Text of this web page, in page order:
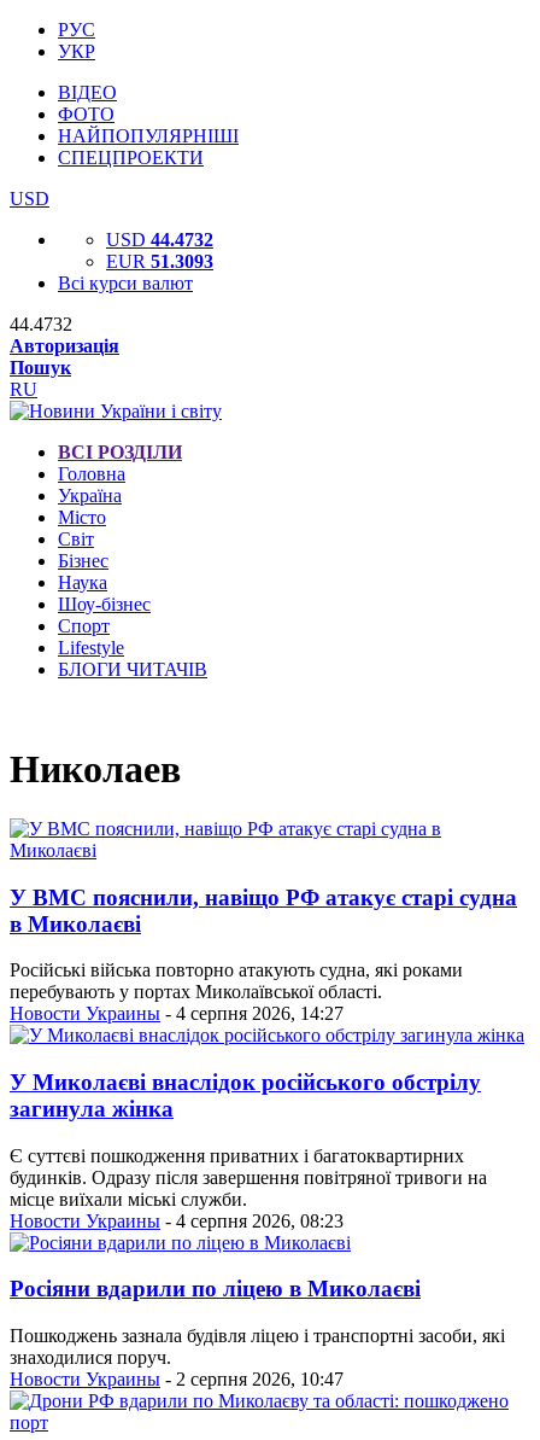
РУС
УКР
ВІДЕО
ФОТО
НАЙПОПУЛЯРНІШІ
СПЕЦПРОЕКТИ
USD
USD 44.4732
EUR 51.3093
Всі курси валют
44.4732
Авторизація
Пошук
RU
ВСІ РОЗДІЛИ
Головна
Україна
Місто
Світ
Бізнес
Наука
Шоу-бізнес
Спорт
Lifestyle
БЛОГИ ЧИТАЧІВ
Николаев
У ВМС пояснили, навіщо РФ атакує старі судна
в Миколаєві
Російські війська повторно атакують судна, які роками
перебувають у портах Миколаївської області.
Новости Украины - 4 серпня 2026, 14:27
У Миколаєві внаслідок російського обстрілу
загинула жінка
Є суттєві пошкодження приватних і багатоквартирних
будинків. Одразу після завершення повітряної тривоги на
місце виїхали міські служби.
Новости Украины - 4 серпня 2026, 08:23
Росіяни вдарили по ліцею в Миколаєві
Пошкоджень зазнала будівля ліцею і транспортні засоби, які
знаходилися поруч.
Новости Украины - 2 серпня 2026, 10:47